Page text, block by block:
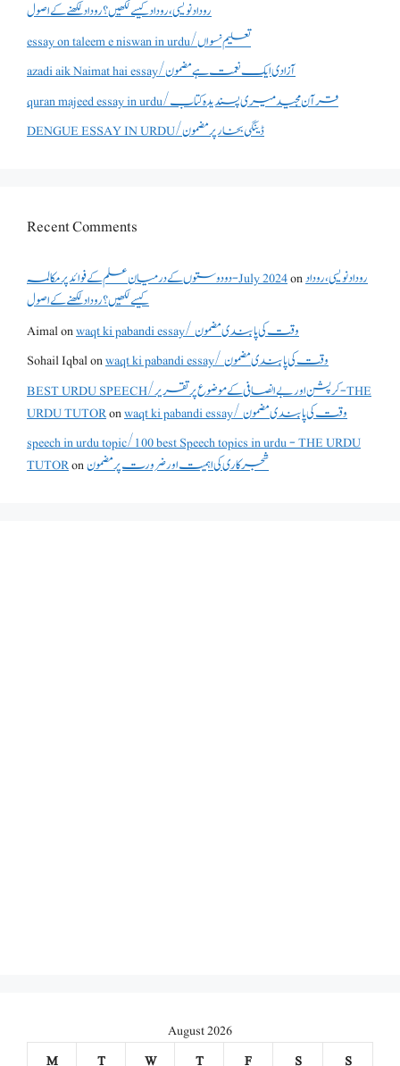
روداد نویسی ،روداد کیسے لکھیں؟ روداد لکھنے کے اصول
essay on taleem e niswan in urdu/تعلیم نسواں
azadi aik Naimat hai essay/آزادی ایک نعمت ہے مضمون
quran majeed essay in urdu/قرآن مجید میری پسندیدہ کتاب
DENGUE ESSAY IN URDU/ڈینگی بخار پر مضمون
Recent Comments
دو دوستوں کے درمیان علم کے فوائد پر مکالمہ - July 2024onروداد نویسی ،روداد
کیسے لکھیں؟ روداد لکھنے کے اصول
Aimalon
waqt ki pabandi essay/ وقت کی پابندی مضمون
Sohail Iqbalon
waqt ki pabandi essay/ وقت کی پابندی مضمون
BEST URDU SPEECH/کرپشن اور بے انصافی کے موضوع پر تقریر - THE
URDU TUTORon
waqt ki pabandi essay/ وقت کی پابندی مضمون
speech in urdu topic/100 best Speech topics in urdu - THE URDU
TUTORonشجرکاری کی اہمیت اور ضرورت پر مضمون
August 2026
M
T W T F S
S